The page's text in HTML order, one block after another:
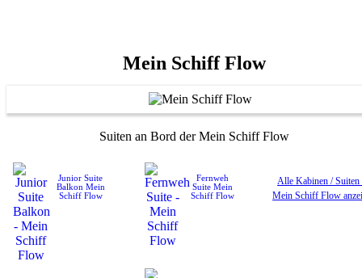
Mein Schiff Flow
Suiten an Bord der Mein Schiff Flow
Junior Suite
Balkon Mein
Schiff Flow
Fernweh
SuiteMein
Schiff Flow
Alle Kabinen / Suiten
Mein Schiff Flow